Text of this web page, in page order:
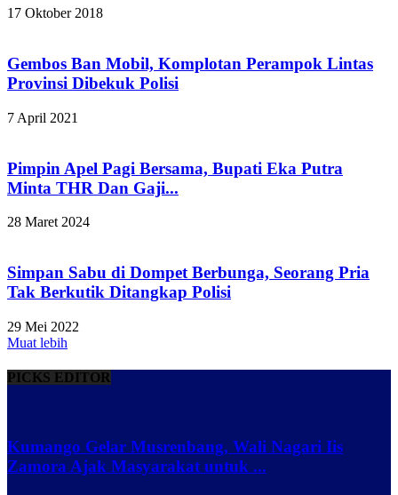
17 Oktober 2018
Gembos Ban Mobil, Komplotan Perampok Lintas
Provinsi Dibekuk Polisi
7 April 2021
Pimpin Apel Pagi Bersama, Bupati Eka Putra
Minta THR Dan Gaji...
28 Maret 2024
Simpan Sabu di Dompet Berbunga, Seorang Pria
Tak Berkutik Ditangkap Polisi
29 Mei 2022
Muat lebih
PICKS EDITOR
Kumango Gelar Musrenbang, Wali Nagari Iis
Zamora Ajak Masyarakat untuk ...